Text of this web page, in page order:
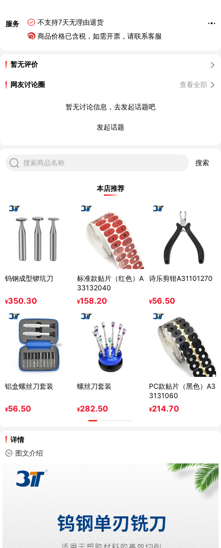
服务
不支持7天无理由退货
商品价格已含税，如需开票，请联系客服
暂无评价
网友讨论圈 查看全部
暂无讨论信息，去发起话题吧
发起话题
搜索商品名称 搜索
本店推荐
钨钢成型锣坑刀
¥350.30
标准款贴片（红色）A
33132040
¥158.20
诗乐剪钳A31101270
¥56.50
铝盒螺丝刀套装
¥56.50
螺丝刀套装
¥282.50
PC款贴片（黑色）A3
3131060
¥214.70
详情
图文介绍